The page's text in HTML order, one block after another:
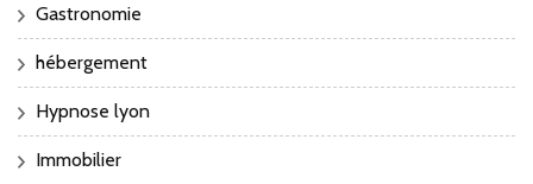
Gastronomie
hébergement
Hypnose lyon
Immobilier